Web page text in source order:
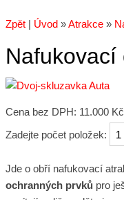
Zpět | Úvod »Atrakce »
Nafukovací
Cena bez DPH: 11.000 Kč
Zadejte počet položek:
Jde o obří nafukovací
ochranných prvků pro